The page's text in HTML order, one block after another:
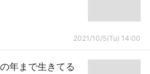
2021/10/5(Tu) 14:00
年まで生きてる